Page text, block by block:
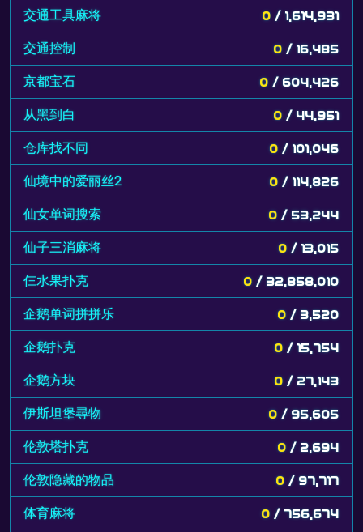
交通工具麻将 0 / 1,614,931
交通控制 0 / 16,485
京都宝石 0 / 604,426
从黑到白 0 / 44,951
仓库找不同 0 / 101,046
仙境中的爱丽丝2 0 / 114,826
仙女单词搜索 0 / 53,244
仙子三消麻将 0 / 13,015
仨水果扑克 0 / 32,858,010
企鹅单词拼拼乐 0 / 3,520
企鹅扑克 0 / 15,754
企鹅方块 0 / 27,143
伊斯坦堡尋物 0 / 95,605
伦敦塔扑克 0 / 2,694
伦敦隐藏的物品 0 / 97,717
体育麻将 0 / 756,674